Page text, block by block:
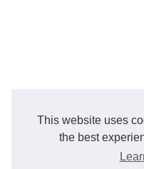
This website uses
the best